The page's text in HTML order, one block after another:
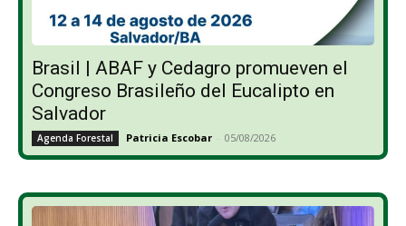
Brasil | ABAF y Cedagro promueven el
Congreso Brasileño del Eucalipto en
Salvador
Agenda Forestal Patricia Escobar - 05/08/2026